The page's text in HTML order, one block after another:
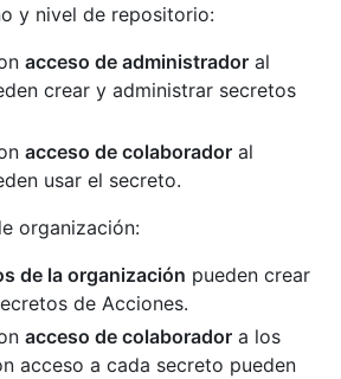
y nivel de repositorio:
acceso de administrador al
crear y administrar secretos
acceso de colaborador al
usar el secreto.
organización:
de la organización pueden crear
de Acciones.
acceso de colaborador a los
acceso a cada secreto pueden